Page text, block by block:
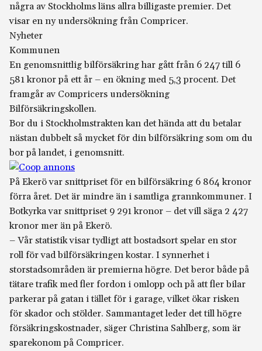
några av Stockholms läns allra billigaste premier. Det
visar en ny undersökning från Compricer.
Nyheter
Kommunen
En genomsnittlig bilförsäkring har gått från 6 247 till 6
581 kronor på ett år – en ökning med 5,3 procent. Det
framgår av Compricers undersökning
Bilförsäkringskollen.
Bor du i Stockholmstrakten kan det hända att du betalar
nästan dubbelt så mycket för din bilförsäkring som om du
bor på landet, i genomsnitt.
På Ekerö var snittpriset för en bilförsäkring 6 864 kronor
förra året. Det är mindre än i samtliga grannkommuner. I
Botkyrka var snittpriset 9 291 kronor – det vill säga 2 427
kronor mer än på Ekerö.
– Vår statistik visar tydligt att bostadsort spelar en stor
roll för vad bilförsäkringen kostar. I synnerhet i
storstadsområden är premierna högre. Det beror både på
tätare trafik med fler fordon i omlopp och på att fler bilar
parkerar på gatan i tället för i garage, vilket ökar risken
för skador och stölder. Sammantaget leder det till högre
försäkringskostnader, säger Christina Sahlberg, som är
sparekonom på Compricer.